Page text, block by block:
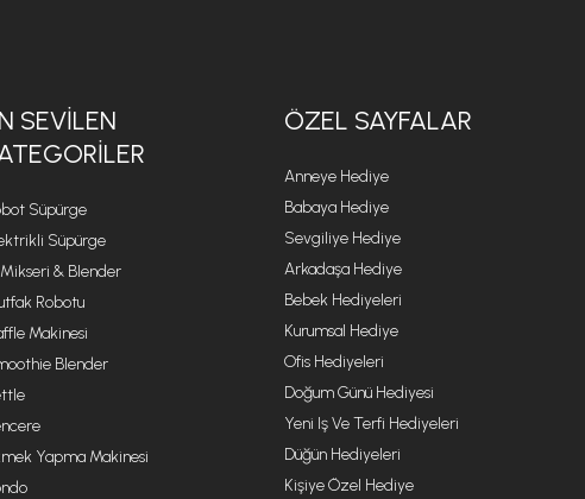
SEVILEN
Süpürge
Süpürge
& Blender
Robotu
Makinesi
Blender
Yapma Makinesi
ÖZEL SAYFALAR
Anneye Hediye
Babaya Hediye
Sevgiliye Hediye
Arkadaşa Hediye
Bebek Hediyeleri
Kurumsal Hediye
Ofis Hediyeleri
Doğum Günü Hediyesi
Yeni Iş Ve Terfi Hediyeleri
Düğün Hediyeleri
Kişiye Özel Hediye